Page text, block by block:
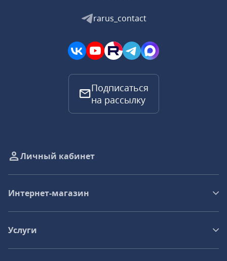
rarus_contact
Подписаться
на рассылку
Личный кабинет
Интернет-магазин
Услуги